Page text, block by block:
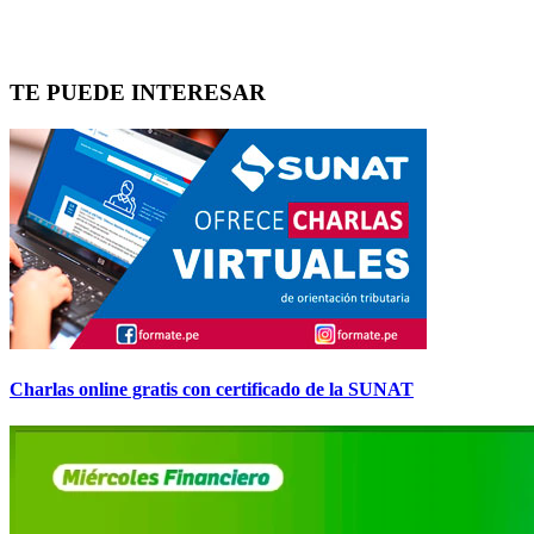
TE PUEDE INTERESAR
Charlas online gratis con certificado de la SUNAT